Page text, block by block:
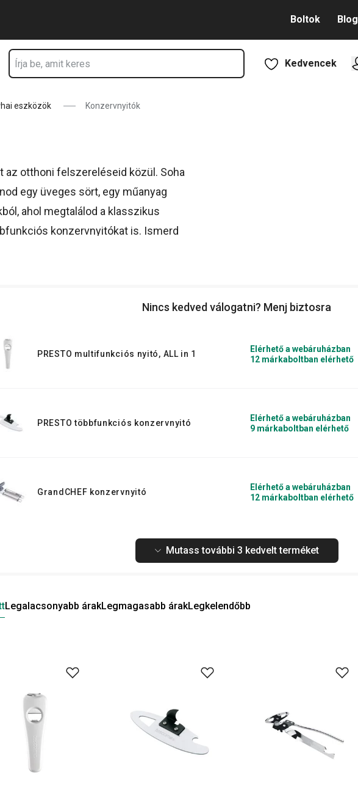
Boltok Blog
Kedvencek
eszközök Konzervnyitók
az otthoni felszereléseid közül. Soha
egy üveges sört, egy műanyag
ahol megtalálod a klasszikus
konzervnyitókat is. Ismerd
Nincs kedved válogatni? Menj biztosra
PRESTO multifunkciós nyitó, ALL in 1
Elérhető a webáruházban
12 márkaboltban elérhető
PRESTO többfunkciós konzervnyitó
Elérhető a webáruházban
9 márkaboltban elérhető
GrandCHEF konzervnyitó
Elérhető a webáruházban
12 márkaboltban elérhető
Mutass további 3 kedvelt terméket
Legalacsonyabb árakLegmagasabb árakLegkelendőbb